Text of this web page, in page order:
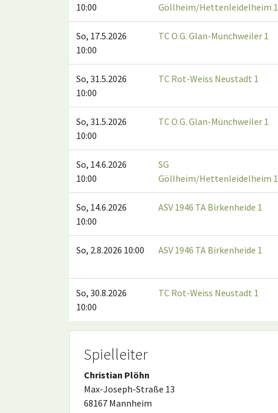
10:00
Göllheim/Hettenleidelheim 1
So, 17.5.2026
10:00
TC O.G. Glan-Münchweiler 1
So, 31.5.2026
10:00
TC Rot-Weiss Neustadt 1
So, 31.5.2026
10:00
TC O.G. Glan-Münchweiler 1
So, 14.6.2026
10:00
SG
Göllheim/Hettenleidelheim 1
So, 14.6.2026
10:00
ASV 1946 TA Birkenheide 1
So, 2.8.2026 10:00 ASV 1946 TA Birkenheide 1
So, 30.8.2026
10:00
TC Rot-Weiss Neustadt 1
Spielleiter
Christian Plöhn
Max-Joseph-Straße 13
68167 Mannheim